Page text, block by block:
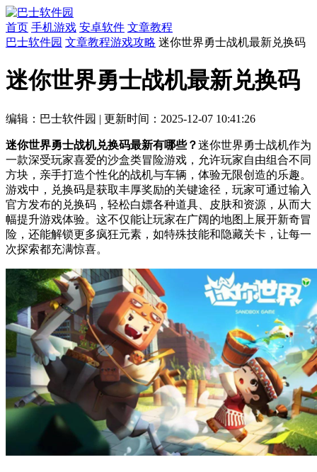
首页 手机游戏 安卓软件 文章教程
巴士软件园 文章教程游戏攻略 迷你世界勇士战机最新兑换码
迷你世界勇士战机最新兑换码
编辑：巴士软件园 | 更新时间：2025-12-07 10:41:26
迷你世界勇士战机兑换码最新有哪些？迷你世界勇士战机作为
一款深受玩家喜爱的沙盒类冒险游戏，允许玩家自由组合不同
方块，亲手打造个性化的战机与车辆，体验无限创造的乐趣。
游戏中，兑换码是获取丰厚奖励的关键途径，玩家可通过输入
官方发布的兑换码，轻松白嫖各种道具、皮肤和资源，从而大
幅提升游戏体验。这不仅能让玩家在广阔的地图上展开新奇冒
险，还能解锁更多疯狂元素，如特殊技能和隐藏关卡，让每一
次探索都充满惊喜。